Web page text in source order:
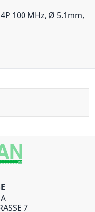
100 MHz, Ø 5.1mm,
7